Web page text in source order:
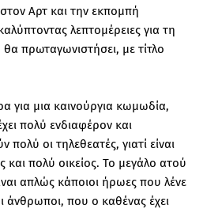
Αρτ και την εκπομπή
λεπτομέρειες για τη
πρωταγωνιστήσει, με τίτλο
για μια καινούργια κωμωδία,
πολύ ενδιαφέρον και
οι τηλεθεατές, γιατί είναι
πολύ οικείος. Το μεγάλο ατού
απλώς κάποιοι ήρωες που λένε
άνθρωποι, που ο καθένας έχει